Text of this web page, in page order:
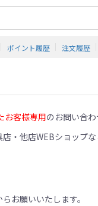
ポイント履歴 注文履歴
お客様専用のお問い合わ
・他店WEBショップな
らお願いいたします。